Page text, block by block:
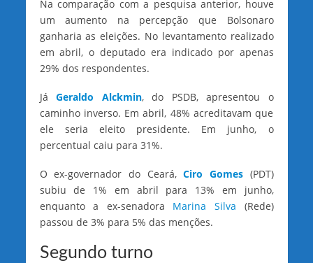
Na comparação com a pesquisa anterior, houve
um aumento na percepção que Bolsonaro
ganharia as eleições. No levantamento realizado
em abril, o deputado era indicado por apenas
29% dos respondentes.
Já Geraldo Alckmin, do PSDB, apresentou o
caminho inverso. Em abril, 48% acreditavam que
ele seria eleito presidente. Em junho, o
percentual caiu para 31%.
O ex-governador do Ceará,Ciro Gomes(PDT)
subiu de 1% em abril para 13% em junho,
enquanto a ex-senadora Marina Silva (Rede)
passou de 3% para 5% das menções.
Segundo turno